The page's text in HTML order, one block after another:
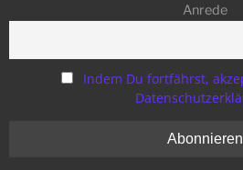
Anrede
Indem Du fortfährst,